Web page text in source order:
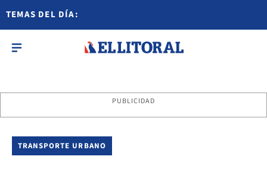
TEMAS DEL DÍA:
PUBLICIDAD
TRANSPORTE URBANO